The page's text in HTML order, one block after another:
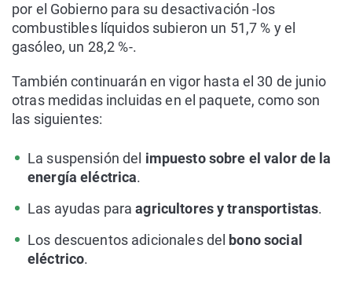
por el Gobierno para su desactivación -los
combustibles líquidos subieron un 51,7 % y el
gasóleo, un 28,2 %-.
También continuarán en vigor hasta el 30 de junio
otras medidas incluidas en el paquete, como son
las siguientes:
La suspensión del impuesto sobre el valor de la
energía eléctrica.
Las ayudas paraagricultores y transportistas.
Los descuentos adicionales del bono social
eléctrico.